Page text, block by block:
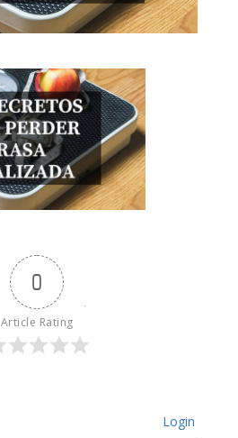
0
Article Rating
Login